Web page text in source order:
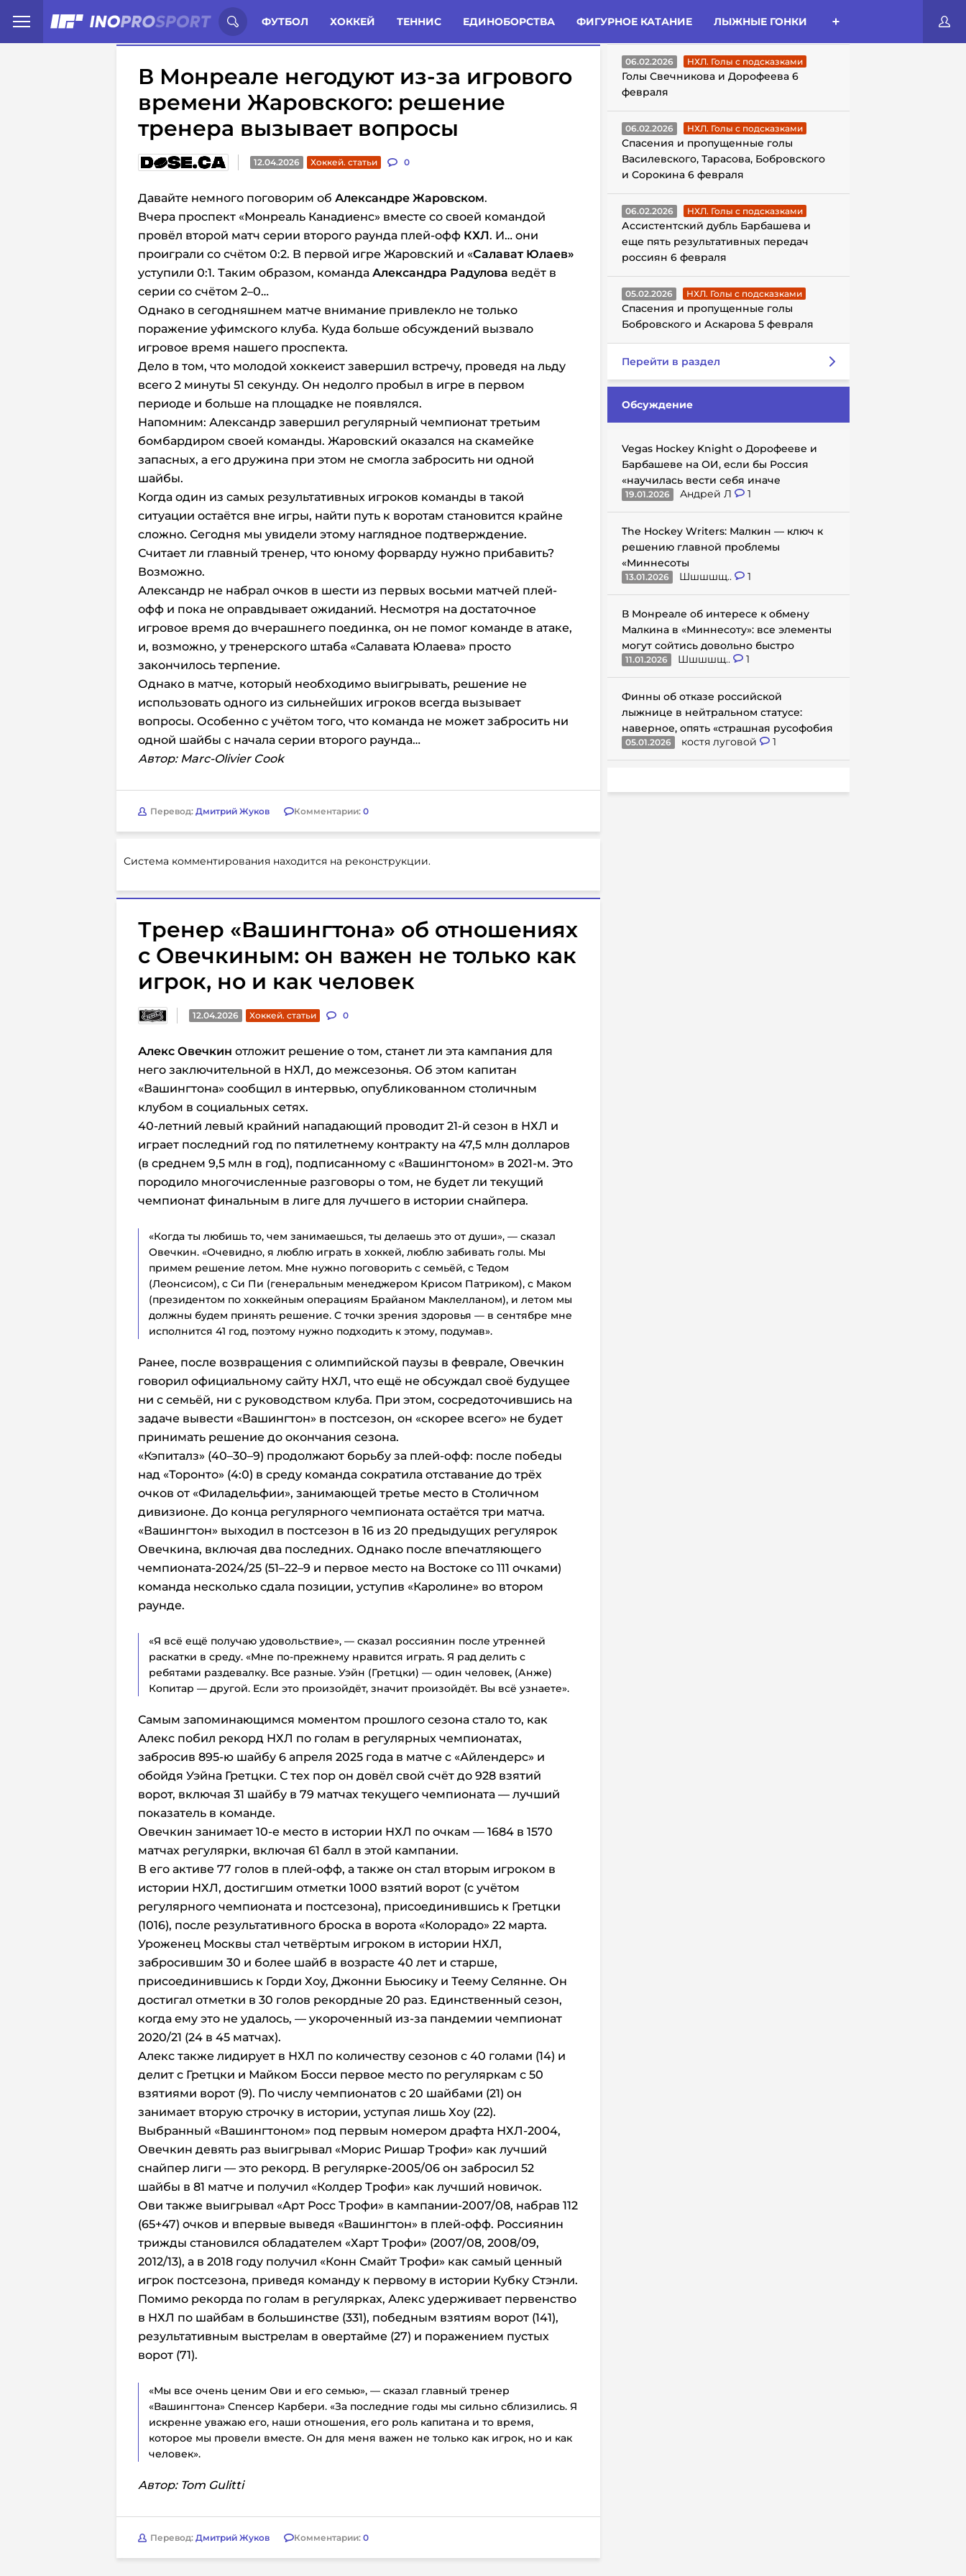
ФУТБОЛ ХОККЕЙ ТЕННИС ЕДИНОБОРСТВА ФИГУРНОЕ КАТАНИЕ ЛЫЖНЫЕ ГОНКИ
Иностранцы о спорте России: Статьи Комменты Новости
В Монреале негодуют из-за игрового
времени Жаровского: решение
тренера вызывает вопросы
12.04.2026 Хоккей. статьи 0
Давайте немного поговорим об Александре Жаровском.
Вчера проспект «Монреаль Канадиенс» вместе со своей командой
провёл второй матч серии второго раунда плей-офф КХЛ. И… они
проиграли со счётом 0:2. В первой игре Жаровский и «Салават Юлаев»
уступили 0:1. Таким образом, команда Александра Радулова ведёт в
серии со счётом 2–0…
Однако в сегодняшнем матче внимание привлекло не только
поражение уфимского клуба. Куда больше обсуждений вызвало
игровое время нашего проспекта.
Дело в том, что молодой хоккеист завершил встречу, проведя на льду
всего 2 минуты 51 секунду. Он недолго пробыл в игре в первом
периоде и больше на площадке не появлялся.
Напомним: Александр завершил регулярный чемпионат третьим
бомбардиром своей команды. Жаровский оказался на скамейке
запасных, а его дружина при этом не смогла забросить ни одной
шайбы.
Когда один из самых результативных игроков команды в такой
ситуации остаётся вне игры, найти путь к воротам становится крайне
сложно. Сегодня мы увидели этому наглядное подтверждение.
Считает ли главный тренер, что юному форварду нужно прибавить?
Возможно.
Александр не набрал очков в шести из первых восьми матчей плей-
офф и пока не оправдывает ожиданий. Несмотря на достаточное
игровое время до вчерашнего поединка, он не помог команде в атаке,
и, возможно, у тренерского штаба «Салавата Юлаева» просто
закончилось терпение.
Однако в матче, который необходимо выигрывать, решение не
использовать одного из сильнейших игроков всегда вызывает
вопросы. Особенно с учётом того, что команда не может забросить ни
одной шайбы с начала серии второго раунда…
Автор: Marc-Olivier Cook
Перевод: Дмитрий Жуков Комментарии: 0
Система комментирования находится на реконструкции.
Тренер «Вашингтона» об отношениях
с Овечкиным: он важен не только как
игрок, но и как человек
12.04.2026 Хоккей. статьи 0
Алекс Овечкин отложит решение о том, станет ли эта кампания для
него заключительной в НХЛ, до межсезонья. Об этом капитан
«Вашингтона» сообщил в интервью, опубликованном столичным
клубом в социальных сетях.
40-летний левый крайний нападающий проводит 21-й сезон в НХЛ и
играет последний год по пятилетнему контракту на 47,5 млн долларов
(в среднем 9,5 млн в год), подписанному с «Вашингтоном» в 2021-м. Это
породило многочисленные разговоры о том, не будет ли текущий
чемпионат финальным в лиге для лучшего в истории снайпера.
«Когда ты любишь то, чем занимаешься, ты делаешь это от души», — сказал
Овечкин. «Очевидно, я люблю играть в хоккей, люблю забивать голы. Мы
примем решение летом. Мне нужно поговорить с семьёй, с Тедом
(Леонсисом), с Си Пи (генеральным менеджером Крисом Патриком), с Маком
(президентом по хоккейным операциям Брайаном Маклелланом), и летом мы
должны будем принять решение. С точки зрения здоровья — в сентябре мне
исполнится 41 год, поэтому нужно подходить к этому, подумав».
Ранее, после возвращения с олимпийской паузы в феврале, Овечкин
говорил официальному сайту НХЛ, что ещё не обсуждал своё будущее
ни с семьёй, ни с руководством клуба. При этом, сосредоточившись на
задаче вывести «Вашингтон» в постсезон, он «скорее всего» не будет
принимать решение до окончания сезона.
«Кэпиталз» (40–30–9) продолжают борьбу за плей-офф: после победы
над «Торонто» (4:0) в среду команда сократила отставание до трёх
очков от «Филадельфии», занимающей третье место в Столичном
дивизионе. До конца регулярного чемпионата остаётся три матча.
«Вашингтон» выходил в постсезон в 16 из 20 предыдущих регулярок
Овечкина, включая два последних. Однако после впечатляющего
чемпионата-2024/25 (51–22–9 и первое место на Востоке со 111 очками)
команда несколько сдала позиции, уступив «Каролине» во втором
раунде.
«Я всё ещё получаю удовольствие», — сказал россиянин после утренней
раскатки в среду. «Мне по-прежнему нравится играть. Я рад делить с
ребятами раздевалку. Все разные. Уэйн (Гретцки) — один человек, (Анже)
Копитар — другой. Если это произойдёт, значит произойдёт. Вы всё узнаете».
Самым запоминающимся моментом прошлого сезона стало то, как
Алекс побил рекорд НХЛ по голам в регулярных чемпионатах,
забросив 895-ю шайбу 6 апреля 2025 года в матче с «Айлендерс» и
обойдя Уэйна Гретцки. С тех пор он довёл свой счёт до 928 взятий
ворот, включая 31 шайбу в 79 матчах текущего чемпионата — лучший
показатель в команде.
Овечкин занимает 10-е место в истории НХЛ по очкам — 1684 в 1570
матчах регулярки, включая 61 балл в этой кампании.
В его активе 77 голов в плей-офф, а также он стал вторым игроком в
истории НХЛ, достигшим отметки 1000 взятий ворот (с учётом
регулярного чемпионата и постсезона), присоединившись к Гретцки
(1016), после результативного броска в ворота «Колорадо» 22 марта.
Уроженец Москвы стал четвёртым игроком в истории НХЛ,
забросившим 30 и более шайб в возрасте 40 лет и старше,
присоединившись к Горди Хоу, Джонни Бьюсику и Теему Селянне. Он
достигал отметки в 30 голов рекордные 20 раз. Единственный сезон,
когда ему это не удалось, — укороченный из-за пандемии чемпионат
2020/21 (24 в 45 матчах).
Алекс также лидирует в НХЛ по количеству сезонов с 40 голами (14) и
делит с Гретцки и Майком Босси первое место по регуляркам с 50
взятиями ворот (9). По числу чемпионатов с 20 шайбами (21) он
занимает вторую строчку в истории, уступая лишь Хоу (22).
Выбранный «Вашингтоном» под первым номером драфта НХЛ-2004,
Овечкин девять раз выигрывал «Морис Ришар Трофи» как лучший
снайпер лиги — это рекорд. В регулярке-2005/06 он забросил 52
шайбы в 81 матче и получил «Колдер Трофи» как лучший новичок.
Ови также выигрывал «Арт Росс Трофи» в кампании-2007/08, набрав 112
(65+47) очков и впервые выведя «Вашингтон» в плей-офф. Россиянин
трижды становился обладателем «Харт Трофи» (2007/08, 2008/09,
2012/13), а в 2018 году получил «Конн Смайт Трофи» как самый ценный
игрок постсезона, приведя команду к первому в истории Кубку Стэнли.
Помимо рекорда по голам в регулярках, Алекс удерживает первенство
в НХЛ по шайбам в большинстве (331), победным взятиям ворот (141),
результативным выстрелам в овертайме (27) и поражением пустых
ворот (71).
«Мы все очень ценим Ови и его семью», — сказал главный тренер
«Вашингтона» Спенсер Карбери. «За последние годы мы сильно сблизились. Я
искренне уважаю его, наши отношения, его роль капитана и то время,
которое мы провели вместе. Он для меня важен не только как игрок, но и как
человек».
Автор: Tom Gulitti
Перевод: Дмитрий Жуков Комментарии: 0
ГОЛЫ С ПОДСКАЗКАМИ
06.02.2026 НХЛ. Голы с подсказками
Голы Свечникова и Дорофеева 6
февраля
06.02.2026 НХЛ. Голы с подсказками
Спасения и пропущенные голы
Василевского, Тарасова, Бобровского
и Сорокина 6 февраля
06.02.2026 НХЛ. Голы с подсказками
Ассистентский дубль Барбашева и
еще пять результативных передач
россиян 6 февраля
05.02.2026 НХЛ. Голы с подсказками
Спасения и пропущенные голы
Бобровского и Аскарова 5 февраля
Перейти в раздел
Обсуждение
Vegas Hockey Knight о Дорофееве и
Барбашеве на ОИ, если бы Россия
«научилась вести себя иначе
19.01.2026 Андрей Л 1
The Hockey Writers: Малкин — ключ к
решению главной проблемы
«Миннесоты
13.01.2026 Шшшшщ.. 1
В Монреале об интересе к обмену
Малкина в «Миннесоту»: все элементы
могут сойтись довольно быстро
11.01.2026 Шшшшщ.. 1
Финны об отказе российской
лыжнице в нейтральном статусе:
наверное, опять «страшная русофобия
05.01.2026 костя луговой 1